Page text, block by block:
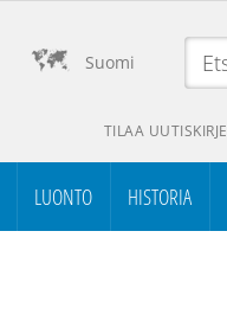
Suomi
TILAA UUTISKIRJE
LUONTO HISTORIA